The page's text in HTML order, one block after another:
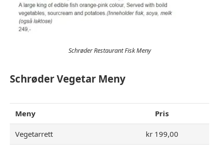
Schrøder Restaurant Fisk Meny
Schrøder Vegetar Meny
Meny Pris
Vegetarrett kr 199,00